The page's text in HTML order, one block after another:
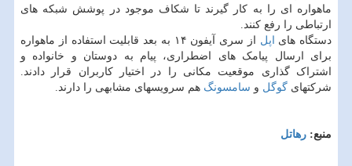
ماهواره ای را به کار گیرند تا شکاف موجود در پوشش شبکه های
ارتباطی را رفع کنند.
دستگاه های اپل
از سری آیفون ۱۴ به بعد قابلیت استفاده از ماهواره
برای ارسال پیامک های اضطراری، پیام به دوستان و خانواده و
اشتراک گذاری موقعیت مکانی را در اختیار کاربران قرار دادند.
شرکتهای گوگل و سامسونگ هم سرویسهای مشابهی را دارند.
منبع: رهاتل